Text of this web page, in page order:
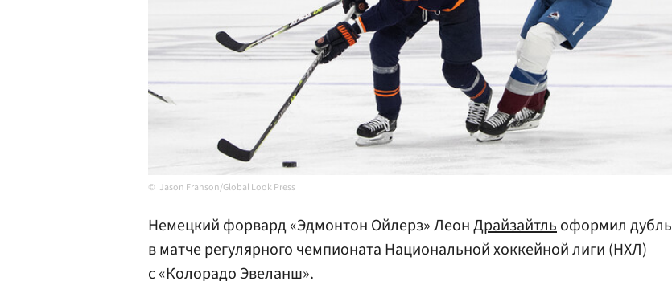
Jason Franson/Global Look Press
Немецкий форвард «Эдмонтон Ойлерз» ЛеонДрайзайтльоформил дубль
в матче регулярного чемпионата Национальной хоккейной лиги (НХЛ)
с «Колорадо Эвеланш».